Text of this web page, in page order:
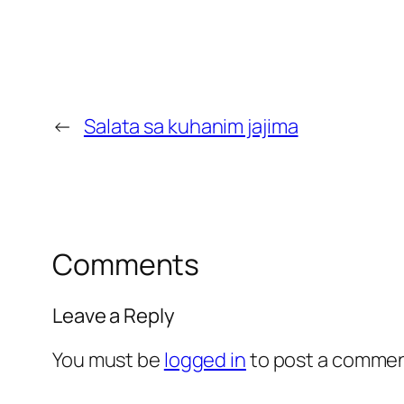
← Salata sa kuhanim jajima
Comments
Leave a Reply
You must be logged into post a